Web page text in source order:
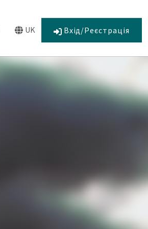
UK
Submenu for "Language"
Вхід/Реєстрація